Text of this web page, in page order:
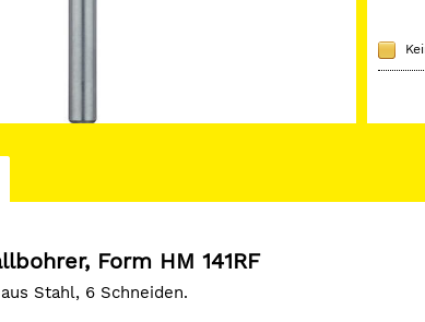
Form HM 141RF
Stahl, 6 Schneiden.